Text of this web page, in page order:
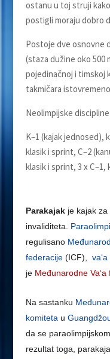
ostanu u toj struji
postigli moraju dobro
Postoje dve osnovne
(staza dužine oko 500
pojedinačnoj i timskoj
takmičara
Neolimpijske
K–1 (kajak jednosed),
klasik i sprint, C–2
klasik i sprint, 3 x C–1,
Parakajakje kajak za
invaliditeta.
regulisano
federacije(ICF), va‘a
je Međunarodne Va‘a
Na sastanku
komiteta u
da se
rezultat toga,